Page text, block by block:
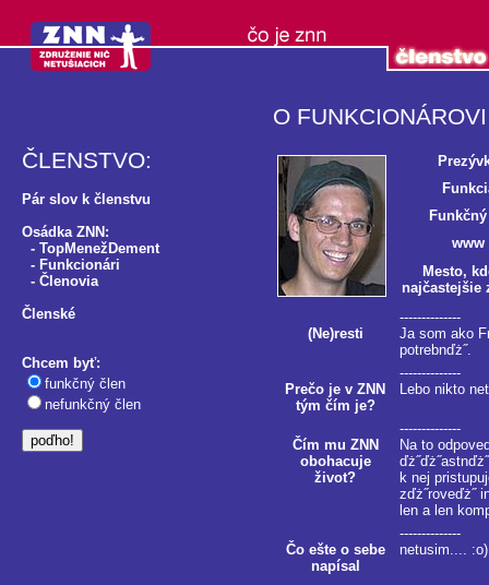
O FUNKCIONÁROVI
ČLENSTVO:
Pár slov k členstvu
Osádka ZNN:
- TopMenežDement
- Funkcionári
- Členovia
Členské
Chcem byť:
funkčný člen
nefunkčný člen
www
Mesto,
najčastejšie
(Ne)resti
--------------
Ja som ako
potrebnďż˝.
Prečo je v ZNN
tým čím je?
--------------
Lebo nikto
Čím mu ZNN
obohacuje
život?
--------------
Na to
k nej
zďż˝roveďż˝
len a len
Čo ešte o sebe
napísal
--------------
netusim.... :o)